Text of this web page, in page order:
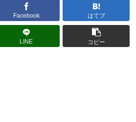
Facebook はてブ
LINE コピー